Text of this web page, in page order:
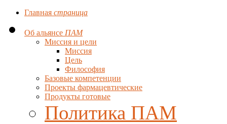
Главная страница
Об альянсе ПАМ
Миссия и цели
Миссия
Цель
Философия
Базовые компетенции
Проекты фармацевтические
Продукты готовые
Политика ПАМ